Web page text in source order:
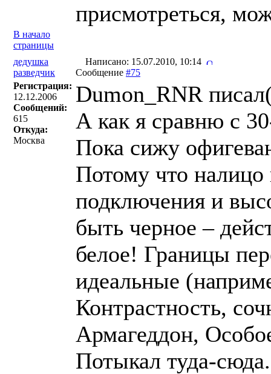
присмотреться,
В начало
страницы
дедушка
разведчик
Написано: 15.07.2010, 10:14
Сообщение #75
Регистрация:
12.12.2006
Сообщений:
615
Откуда:
Москва
Dumon_RNR
А как я сравню с
Пока сижу
Потому что
подключения и
быть черное –
белое! Границы
идеальные
Контрастность,
Армагеддон,
Потыкал туда-